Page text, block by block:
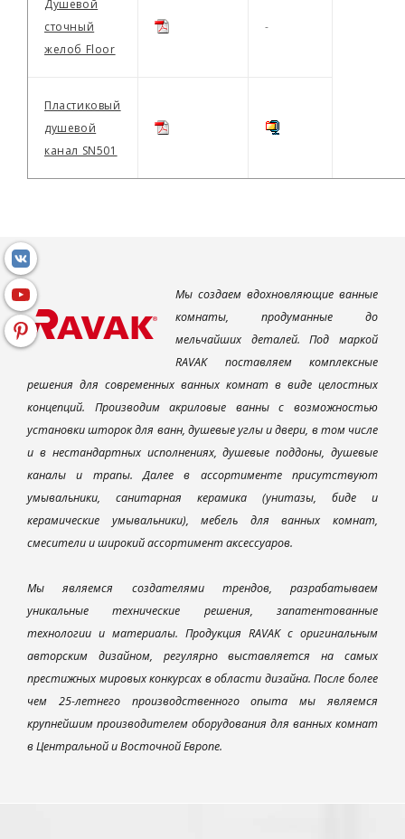
Душевой
сточный
желоб Floor
-
Пластиковый
душевой
канал SN501
Мы создаем вдохновляющие ванные
комнаты, продуманные до
мельчайших деталей. Под маркой
RAVAK поставляем комплексные
решения для современных ванных комнат в виде целостных
концепций. Производим акриловые ванны с возможностью
установки шторок для ванн, душевые углы и двери, в том числе
и в нестандартных исполнениях, душевые поддоны, душевые
каналы и трапы. Далее в ассортименте присутствуют
умывальники, санитарная керамика (унитазы, биде и
керамические умывальники), мебель для ванных комнат,
смесители и широкий ассортимент аксессуаров.
Мы являемся создателями трендов, разрабатываем
уникальные технические решения, запатентованные
технологии и материалы. Продукция RAVAK с оригинальным
авторским дизайном, регулярно выставляется на самых
престижных мировых конкурсах в области дизайна. После более
чем 25-летнего производственного опыта мы являемся
крупнейшим производителем оборудования для ванных комнат
в Центральной и Восточной Европе.